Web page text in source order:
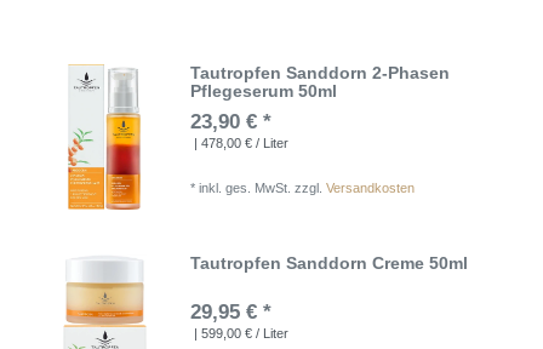
Tautropfen Sanddorn 2-Phasen
Pflegeserum 50ml
23,90 € *
| 478,00 € / Liter
*inkl. ges. MwSt. zzgl.Versandkosten
Tautropfen Sanddorn Creme 50ml
29,95 € *
| 599,00 € / Liter